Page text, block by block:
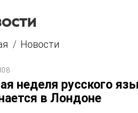
/ Новости
неделя русского
в Лондоне